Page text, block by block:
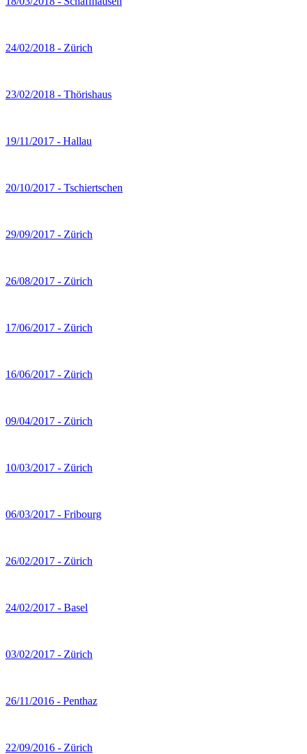
24/02/2018 - Zürich
23/02/2018 - Thörishaus
19/11/2017 - Hallau
20/10/2017 - Tschiertschen
29/09/2017 - Zürich
26/08/2017 - Zürich
17/06/2017 - Zürich
16/06/2017 - Zürich
09/04/2017 - Zürich
10/03/2017 - Zürich
06/03/2017 - Fribourg
26/02/2017 - Zürich
24/02/2017 - Basel
03/02/2017 - Zürich
26/11/2016 - Penthaz
22/09/2016 - Zürich